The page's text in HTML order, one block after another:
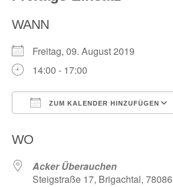
WANN
Freitag, 09. August 2019
14:00 - 17:00
ZUM KALENDER HINZUFÜGEN
WO
Acker Überauchen
Steigstraße 17, Brigachtal, 78086